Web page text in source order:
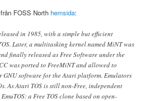
FOSS North hemsida:
in 1985, with a simple but efficient
Later, a multitasking kernel named MiNT was
finally released as Free Software under the
was ported to FreeMiNT and allowed to
GNU software for the Atari platform. Emulators
As Atari TOS is still non-Free, independent
a Free TOS clone based on open-